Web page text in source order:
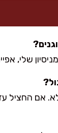
שלי,
נוקשה, עוד 3–5